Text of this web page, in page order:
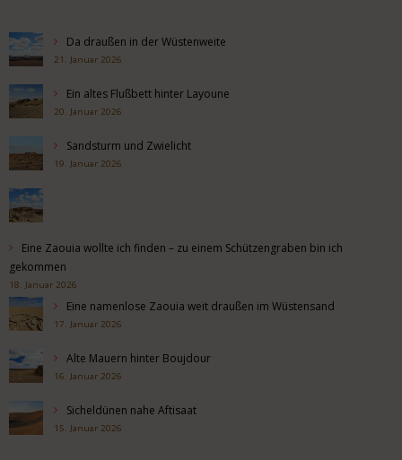
Da draußen in der Wüstenweite
21. Januar 2026
Ein altes Flußbett hinter Layoune
20. Januar 2026
Sandsturm und Zwielicht
19. Januar 2026
Eine Zaouia wollte ich finden – zu einem Schützengraben bin ich
gekommen
18. Januar 2026
Eine namenlose Zaouia weit draußen im Wüstensand
17. Januar 2026
Alte Mauern hinter Boujdour
16. Januar 2026
Sicheldünen nahe Aftisaat
15. Januar 2026